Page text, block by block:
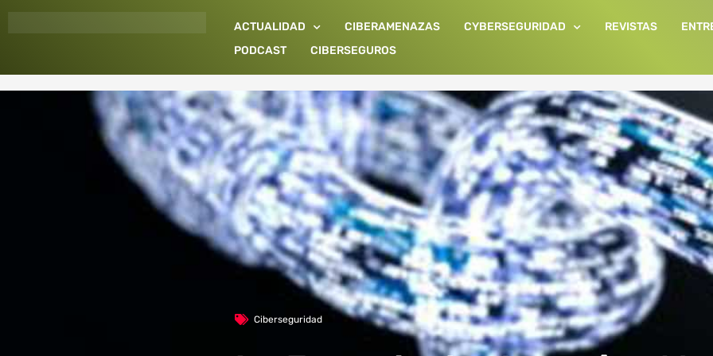
ACTUALIDAD CIBERAMENAZAS CYBERSEGURIDAD REVISTAS
PODCAST
CIBERSEGUROS
Ciberseguridad